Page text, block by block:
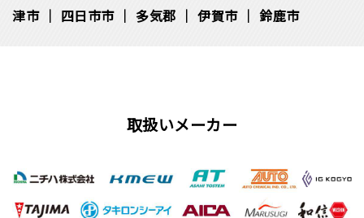
津市
四日市市 多気郡 伊賀市 鈴鹿市
取扱いメーカー